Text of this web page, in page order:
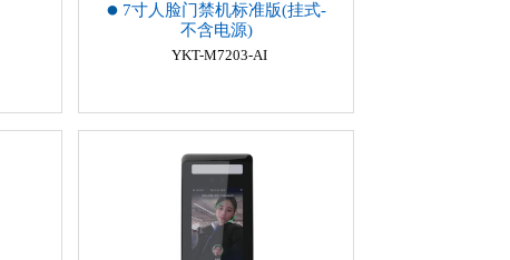
7寸人脸门禁机标准版(挂式-
不含电源)
YKT-M7203-AI